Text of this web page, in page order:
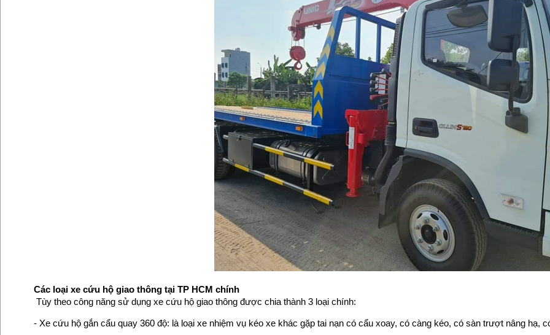
Các loại xe cứu hộ giao thông tại TP HCM chính
Tùy theo công năng sử dụng xe cứu hộ giao thông được chia thành 3 loại chính:
- Xe cứu hộ gắn cẩu quay 360 độ: là loại xe nhiệm vụ kéo xe khác gặp tai nạn có cẩu xoay, có càng kéo, có sàn trượt nâng hạ,